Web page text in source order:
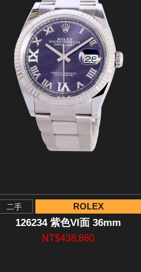
二手 ROLEX
126234 紫色VI面 36mm
NT$438,860